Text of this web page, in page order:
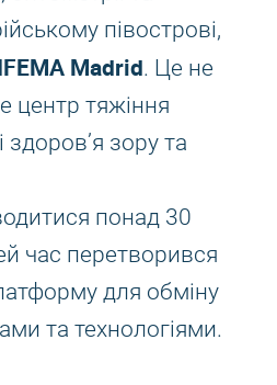
півострові,
Madrid. Це не
центр тяжіння
здоров’я зору та
понад 30
час перетворився
для обміну
та технологіями.